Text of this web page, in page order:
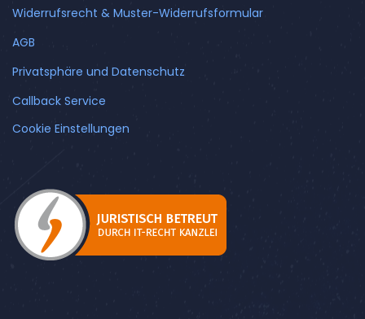
Widerrufsrecht & Muster-Widerrufsformular
AGB
Privatsphäre und Datenschutz
Callback Service
Cookie Einstellungen